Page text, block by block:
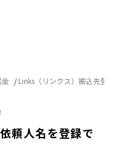
Links（リンクス）振込先登録
頼人名を登録で